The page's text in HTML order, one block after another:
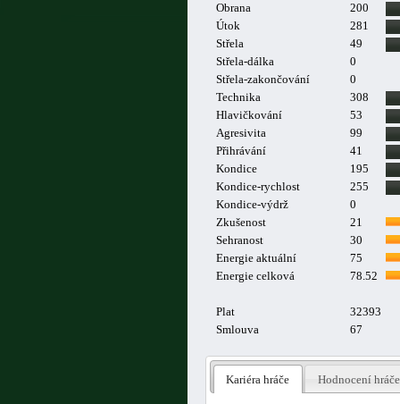
Obrana
200
Útok
281
Střela
49
Střela-dálka
0
Střela-zakončování
0
Technika
308
Hlavičkování
53
Agresivita
99
Přihrávání
41
Kondice
195
Kondice-rychlost
255
Kondice-výdrž
0
Zkušenost
21
Sehranost
30
Energie aktuální
75
Energie celková
78.52
Plat
32393
Smlouva
67
Kariéra hráče Hodnocení hráče